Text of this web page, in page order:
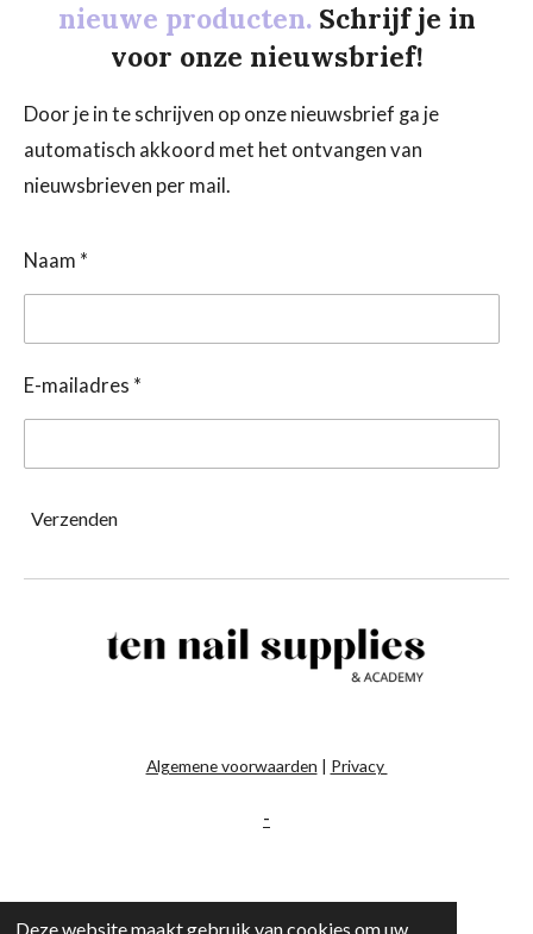
Deze website maakt gebruik van cookies om uw
nieuwe producten. Schrijf je in
voor onze nieuwsbrief!
Door je in te schrijven op onze nieuwsbrief ga je
automatisch akkoord met het ontvangen van
nieuwsbrieven per mail.
Naam *
E-mailadres *
Verzenden
Algemene voorwaarden | Privacy
-